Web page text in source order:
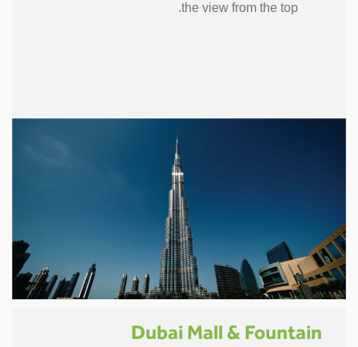
the view from the top.
Dubai Mall & Fountain